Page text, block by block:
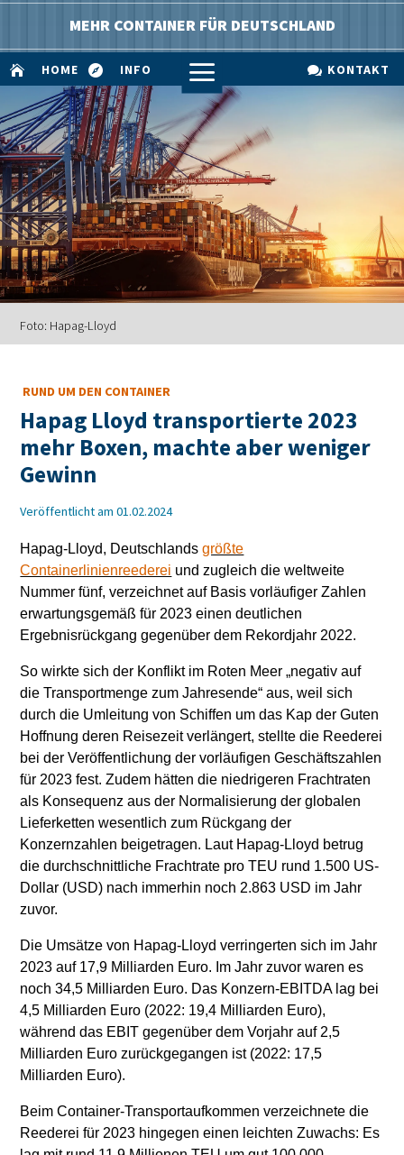
MEHR CONTAINER FÜR DEUTSCHLAND
 HOME  INFO a  KONTAKT
Foto: Hapag-Lloyd
RUND UM DEN CONTAINER
Hapag Lloyd transportierte 2023
mehr Boxen, machte aber weniger
Gewinn
Veröffentlicht am 01.02.2024
Hapag-Lloyd, Deutschlandsgrößte
Containerlinienreederei und zugleich die weltweite
Nummer fünf, verzeichnet auf Basis vorläufiger Zahlen
erwartungsgemäß für 2023 einen deutlichen
Ergebnisrückgang gegenüber dem Rekordjahr 2022.
So wirkte sich der Konflikt im Roten Meer „negativ auf
die Transportmenge zum Jahresende“ aus, weil sich
durch die Umleitung von Schiffen um das Kap der Guten
Hoffnung deren Reisezeit verlängert, stellte die Reederei
bei der Veröffentlichung der vorläufigen Geschäftszahlen
für 2023 fest. Zudem hätten die niedrigeren Frachtraten
als Konsequenz aus der Normalisierung der globalen
Lieferketten wesentlich zum Rückgang der
Konzernzahlen beigetragen. Laut Hapag-Lloyd betrug
die durchschnittliche Frachtrate pro TEU rund 1.500 US-
Dollar (USD) nach immerhin noch 2.863 USD im Jahr
zuvor.
Die Umsätze von Hapag-Lloyd verringerten sich im Jahr
2023 auf 17,9 Milliarden Euro. Im Jahr zuvor waren es
noch 34,5 Milliarden Euro. Das Konzern-EBITDA lag bei
4,5 Milliarden Euro (2022: 19,4 Milliarden Euro),
während das EBIT gegenüber dem Vorjahr auf 2,5
Milliarden Euro zurückgegangen ist (2022: 17,5
Milliarden Euro).
Beim Container-Transportaufkommen verzeichnete die
Reederei für 2023 hingegen einen leichten Zuwachs: Es